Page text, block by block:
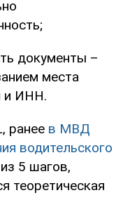
документы –
места
и ИНН.
ранее в МВД
водительского
5 шагов,
теоретическая